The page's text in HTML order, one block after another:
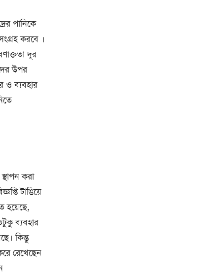
পানিকে
করবে ।
দূর
উপর
ও ব্যবহার
করা
টাঙিয়ে
হয়েছে,
ব্যবহার
কিন্তু
রেখেছেন